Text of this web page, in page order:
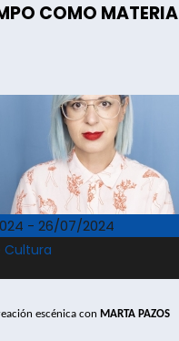
COMO MATERIA
- 26/07/2024
Cultura
escénica con MARTA PAZOS